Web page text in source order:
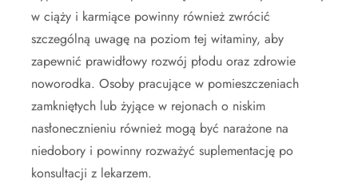
w ciąży i karmiące powinny również zwrócić
szczególną uwagę na poziom tej witaminy, aby
zapewnić prawidłowy rozwój płodu oraz zdrowie
noworodka. Osoby pracujące w pomieszczeniach
zamkniętych lub żyjące w rejonach o niskim
nasłonecznieniu również mogą być narażone na
niedobory i powinny rozważyć suplementację po
konsultacji z lekarzem.